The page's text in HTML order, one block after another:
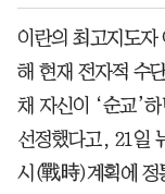
이란의 최고지도자
해 현재 전자적 수
채 자신이 ‘순교’
선정했다고, 21일
시(戰時)계획에 정